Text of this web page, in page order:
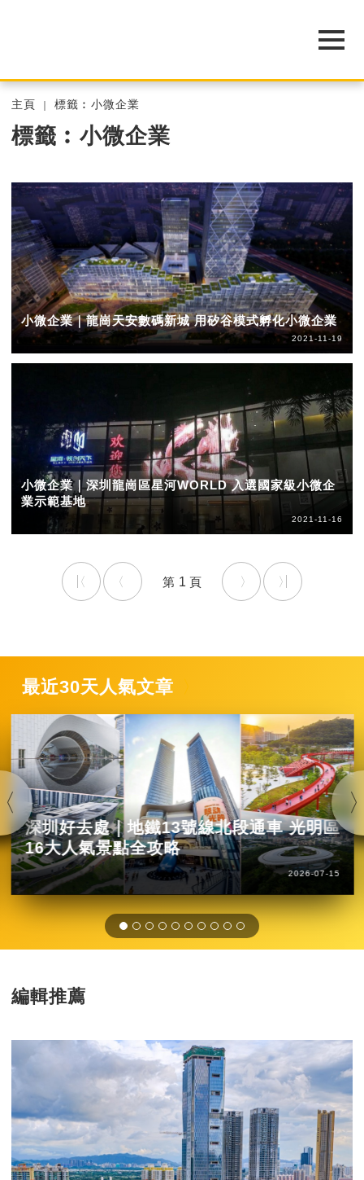
主頁 標籤︰小微企業
標籤︰小微企業
小微企業｜龍崗天安數碼新城 用矽谷模式孵化小微企業
2021-11-19
小微企業｜深圳龍崗區星河WORLD 入選國家級小微企
業示範基地
2021-11-16
1
最近30天人氣文章
深圳好去處｜地鐵13號線北段通車 光明區
16大人氣景點全攻略
2026-07-15
編輯推薦